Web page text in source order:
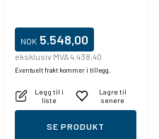
NOK 5.548,00
eksklusiv MVA 4.438,40
Eventuelt frakt kommer i tillegg.
Legg til i
liste
Lagre til
senere
SE PRODUKT